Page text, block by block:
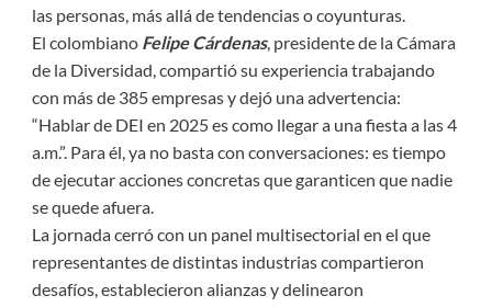
las personas, más allá de tendencias o coyunturas.
El colombiano Felipe Cárdenas, presidente de la Cámara
de la Diversidad, compartió su experiencia trabajando
con más de 385 empresas y dejó una advertencia:
“Hablar de DEI en 2025 es como llegar a una fiesta a las 4
a.m.”. Para él, ya no basta con conversaciones: es tiempo
de ejecutar acciones concretas que garanticen que nadie
se quede afuera.
La jornada cerró con un panel multisectorial en el que
representantes de distintas industrias compartieron
desafíos, establecieron alianzas y delinearon